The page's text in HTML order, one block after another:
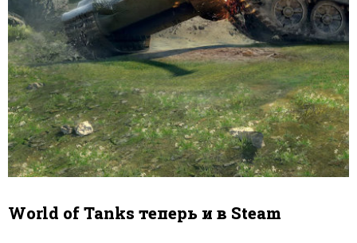
World of Tanks теперь и в Steam